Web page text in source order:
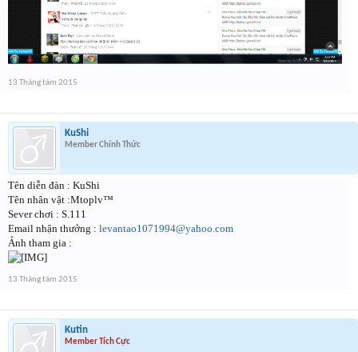
13 Tháng tám 2015
KuShi
Member Chính Thức
Tên diễn đàn : KuShi
Tên nhân vật :Mtoplv™
Sever chơi : S.111
Email nhận thưởng : levantao1071994@yahoo.com
Ảnh tham gia :
13 Tháng tám 2015
Kutin
Member Tích Cực